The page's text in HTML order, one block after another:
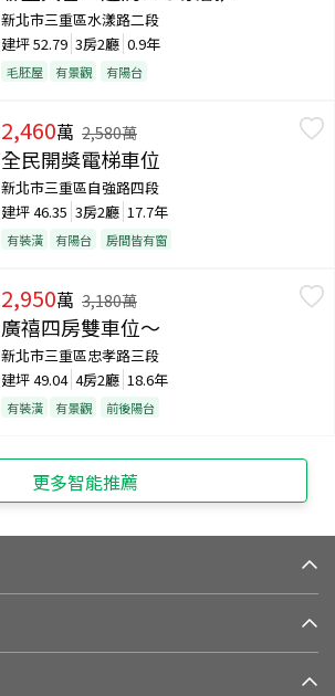
新北市三重區水漾路二段
建坪52.79 3房2廳 0.9年
毛胚屋 有景觀 有陽台
2,460萬 2,580萬
全民開獎電梯車位
新北市三重區自強路四段
建坪46.35 3房2廳 17.7年
有裝潢 有陽台 房間皆有窗
2,950萬 3,180萬
廣禧四房雙車位～
新北市三重區忠孝路三段
建坪49.04 4房2廳 18.6年
有裝潢 有景觀 前後陽台
更多智能推薦